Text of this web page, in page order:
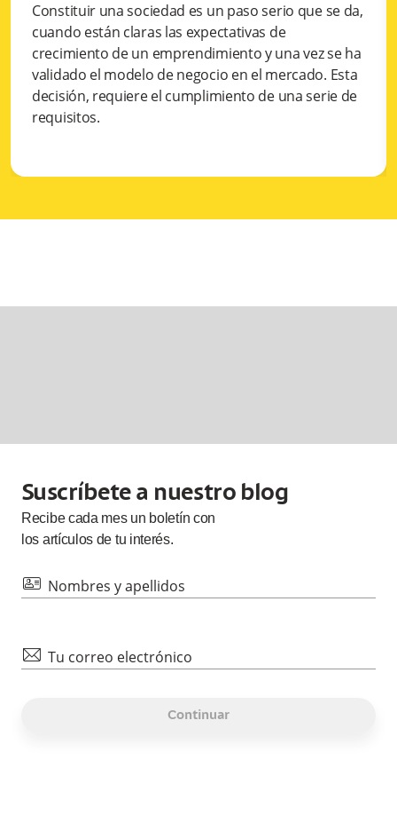
Constituir una sociedad es un paso serio que se da,
cuando están claras las expectativas de
crecimiento de un emprendimiento y una vez se ha
validado el modelo de negocio en el mercado. Esta
decisión, requiere el cumplimiento de una serie de
requisitos.
Suscríbete a nuestro blog
Recibe cada mesun boletín con
los artículos de tu interés.
id Nombres y apellidos
mail Tu correo electrónico
Continuar